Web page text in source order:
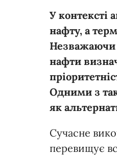
У контексті
нафту, а
Незважаючи
нафти
Одними з
як
Сучасне
перевищує